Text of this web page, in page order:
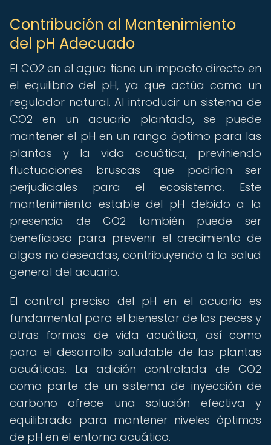
Contribución al Mantenimiento
del pH Adecuado
El CO2 en el agua tiene un impacto directo en
el equilibrio del pH, ya que actúa como un
regulador natural. Al introducir un sistema de
CO2 en un acuario plantado, se puede
mantener el pH en un rango óptimo para las
plantas y la vida acuática, previniendo
fluctuaciones bruscas que podrían ser
perjudiciales para el ecosistema. Este
mantenimiento estable del pH debido a la
presencia de CO2 también puede ser
beneficioso para prevenir el crecimiento de
algas no deseadas, contribuyendo a la salud
general del acuario.
El control preciso del pH en el acuario es
fundamental para el bienestar de los peces y
otras formas de vida acuática, así como
para el desarrollo saludable de las plantas
acuáticas. La adición controlada de CO2
como parte de un sistema de inyección de
carbono ofrece una solución efectiva y
equilibrada para mantener niveles óptimos
de pH en el entorno acuático.